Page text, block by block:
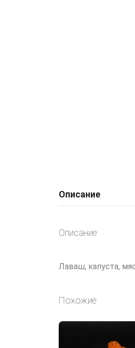
Описание
Описание
Лаваш, капуста,
Похожие